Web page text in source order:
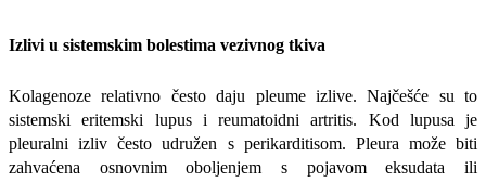
Izlivi u sistemskim bolestima vezivnog tkiva
Kolagenoze relativno često daju pleume izlive. Najčešće su to
sistemski eritemski lupus i reumatoidni artritis. Kod lupusa je
pleuralni izliv često udružen s perikarditisom. Pleura može biti
zahvaćena osnovnim oboljenjem s pojavom eksudata ili